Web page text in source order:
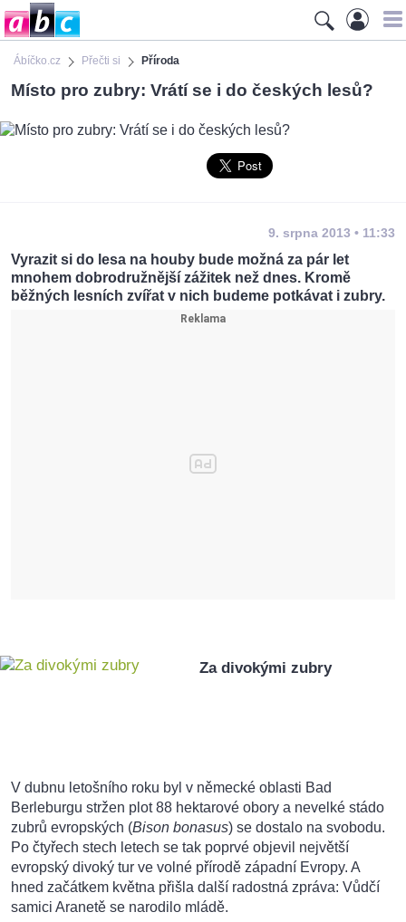
Ábíčko.cz Přečti si Příroda
Místo pro zubry: Vrátí se i do českých lesů?
9. srpna 2013 • 11:33
Vyrazit si do lesa na houby bude možná za pár let
mnohem dobrodružnější zážitek než dnes. Kromě
běžných lesních zvířat v nich budeme potkávat i zubry.
Za divokými zubry
V dubnu letošního roku byl v německé oblasti Bad
Berleburgu stržen plot 88 hektarové obory a nevelké stádo
zubrů evropských (Bison bonasus) se dostalo na svobodu.
Po čtyřech stech letech se tak poprvé objevil největší
evropský divoký tur ve volné přírodě západní Evropy. A
hned začátkem května přišla další radostná zpráva: Vůdčí
samici Aranetě se narodilo mládě.